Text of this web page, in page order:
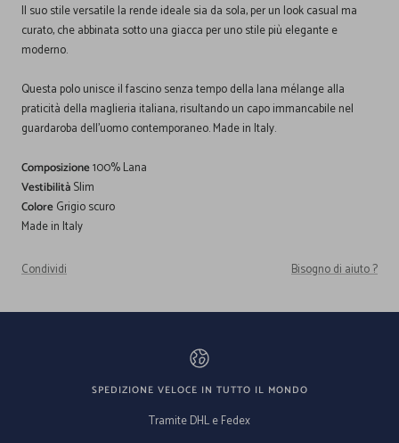
Il suo stile versatile la rende ideale sia da sola, per un look casual ma
curato, che abbinata sotto una giacca per uno stile più elegante e
moderno.
Questa polo unisce il fascino senza tempo della lana mélange alla
praticità della maglieria italiana, risultando un capo immancabile nel
guardaroba dell'uomo contemporaneo. Made in Italy.
Composizione100% Lana
VestibilitàSlim
ColoreGrigio scuro
Made in Italy
Condividi Bisogno di aiuto ?
SPEDIZIONE VELOCE IN TUTTO IL MONDO
Tramite DHL e Fedex